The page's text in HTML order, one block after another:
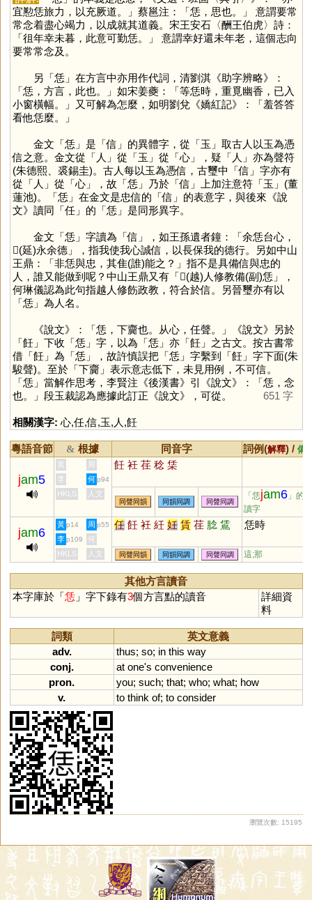
宜懃恁旅力，以充厥道。」蔡邕注：「恁，思也。」 意謂要常
常念着盡心竭力，以成就其道義。宋王安石〈酬王伯虎〉詩：
「徂年幸未暮，此意可勤恁。」 意謂幸好還未年老，這個志向
要常常念及。
另「恁」在方言中亦用作代詞，清劉淇《助字辨略》：
「恁，方言，此也。」如宋姜夔：「等恁時，重覓幽香，已入
小窗橫幅。」又可解為怎麼，如明劉兌《嬌紅記》：「羞答答
看他恁麼。」
金文「恁」是「信 」的異體字，從「玉 」取古人以玉為憑
信之意。金文從「人 」從「玉 」從「心」，疑「人 」亦為聲符
(朱德熙、裘錫圭)。古人每以玉為憑信，古璽中「信 」字亦有
從「人 」從「心」，故「恁」乃於「信 」上加注意符「玉 」(董
蓮池)。「恁」在金文是忠信的「信 」的表意字，與後來《說
文》讀同「任」的「恁」是同形異字。
金文「恁」字讀為「信 」，如王孫遺者鐘：「余恁台心，
𢓊(延)永余德」，指我使我心誠信，以長保我的德行。另如中山
王鼎：「非恁與忠，其隹(誰)能之？」指不是具備信與忠的
人，誰又能做到呢？中山王鼎又有「𩁹(越)人修教備(副)恁」，
何琳儀認為此句指越人修飭政教，符合於信。另晉璽亦有以
「恁」為人名。
《說文》：「恁，下齎也。从心，任聲。」《說文》另於
「飪」下收「恁」字，以為「恁」亦「飪」之古文。按古書常
借「飪」為「恁」，故許慎誤把「恁」字繫到「飪」字下面(朱
駿聲)。至於「下齎」表示意志低下，未見用例，不可信。
「恁」當解作思考，李賢注《後漢書》引《說文》：「恁，念
也。」段玉裁認為應據此訂正《說文》，可從。
651 字
相關漢字: 心,任,信,玉,人,飪
粵語音節 & 根據 同音字 詞例(解釋) / 備
jam5
黃 周 飪 衽 荏 稔 栠
李 何 p94
HKLS 人文
同聲同韻 同韻同調 同聲同調
「恁jam6 」的
讀字
jam6
黃 p14 周 p55 任 飪 衽 紝 妊 賃 荏 腍 鵀 恁時
李 p109
何
HKLS
人文 同聲同韻 同韻同調 同聲同調 這;那
其他方言讀音
本字庫於「恁」字下錄有3個方言點的讀音
詳細資
料
詞類
英文意義
adv.
thus; so; in this way
conj.
at one's convenience
pron.
you; such; that; who; what; how
v.
to think of; to consider
瀏覽次數: 15195